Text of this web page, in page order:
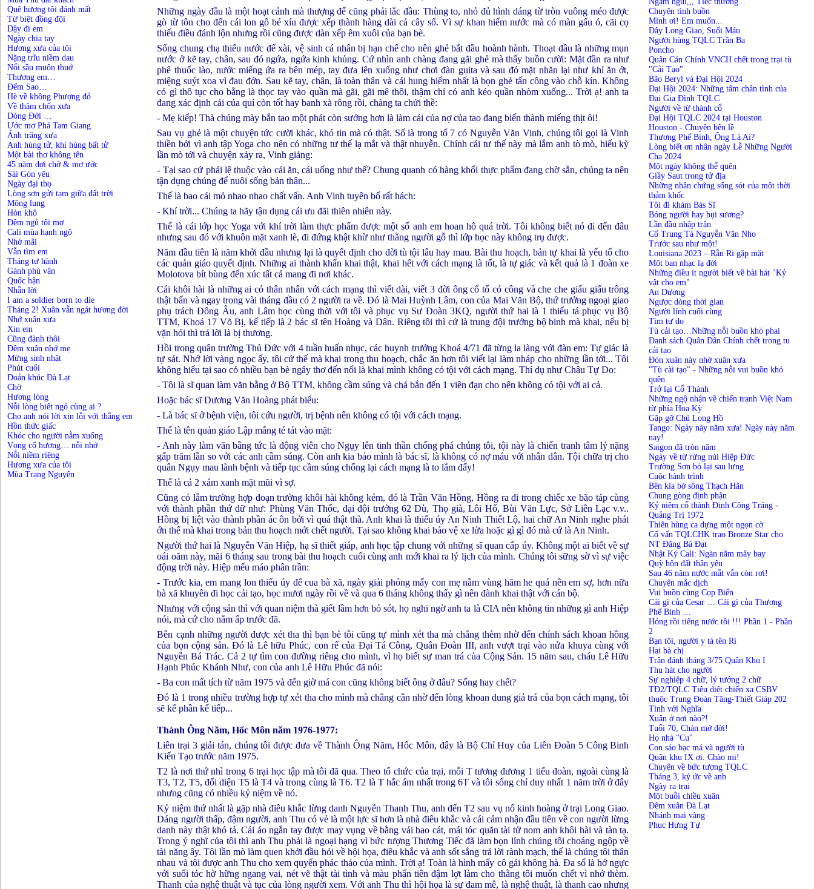
Quê hương tôi đánh mất
Từ biệt đồng đội
Dậy đi em
Ngày chia tay
Hương xưa của tôi
Nặng trĩu niềm dau
Nổi sầu muôn thuở
Thương em…
Đếm Sao…
Hè về không Phượng đỏ
Về thăm chốn xưa
Dòng Đời …
Ước mơ Phá Tam Giang
Ánh trăng xưa
Anh hùng tử, khí hùng bất tử
Một bài thơ không tên
45 năm đợi chờ & mơ ước
Sài Gòn yêu
Ngày đại thọ
Lòng sơn gửi tạm giữa đất trời
Mông lung
Hòn khô
Đêm ngủ tôi mơ
Cali mùa hạnh ngộ
Nhớ mãi
Vẫn tìm em
Tháng tư hành
Gánh phù vân
Quốc hận
Nhắn lời
I am a soldier born to die
Tháng 2! Xuân vẫn ngát hương đời
Nhớ xuân xưa
Xin em
Cũng đành thôi
Đêm xuân nhớ mẹ
Mừng sinh nhật
Phút cuối
Đoản khúc Đà Lạt
Chờ
Hương lòng
Nỗi lòng biết ngỏ cùng ai ?
Cho anh nói lời xin lỗi với thằng em
Hồn thức giấc
Khóc cho người nằm xuống
Vọng cố hương… nỗi nhớ
Nỗi niềm riêng
Hương xưa của tôi
Mùa Trạng Nguyên
Những ngày đầu là một hoạt cảnh mà thượng đế cũng phải lắc đầu: Thùng to, nhỏ đủ hình dáng từ tròn vuông méo được
gò từ tôn cho đến cái lon gô bé xíu được xếp thành hàng dài cả cây số. Vì sự khan hiếm nước mà có màn gấu ó, cãi cọ
thiếu điều đánh lộn nhưng rồi cũng được dàn xếp êm xuôi của bạn bè.
Sống chung chạ thiếu nước để xài, vệ sinh cá nhân bị hạn chế cho nên ghẻ bắt đầu hoành hành. Thoạt đầu là những mụn
nước ở kẽ tay, chân, sau đó ngứa, ngứa kinh khủng. Cứ nhìn anh chàng đang gãi ghẻ mà thấy buồn cười: Mặt đần ra như
phê thuốc lào, nước miếng ứa ra bên mép, tay đưa lên xuống như chơi đàn guita và sau đó mặt nhăn lại như khỉ ăn ớt,
miệng suýt xoa vì đau đớn. Sau kẽ tay, chân, là toàn thân và cái hung hiểm nhất là bọn ghẻ tấn công vào chỗ kín. Không
có gì thô tục cho bằng là thọc tay vào quần mà gãi, gãi mê thôi, thậm chí có anh kéo quần nhòm xuống... Trời ạ! anh ta
đang xác định cái của quí còn tốt hay banh xà rông rồi, chàng ta chửi thề:
- Mẹ kiếp! Thà chúng mày bắn tao một phát còn sướng hơn là làm cái của nợ của tao đang biến thành miếng thịt ôi!
Sau vụ ghẻ là một chuyện tức cười khác, khó tin mà có thật. Số là trong tổ 7 có Nguyễn Văn Vinh, chúng tôi gọi là Vinh
thiền bởi vì anh tập Yoga cho nên có những tư thế lạ mắt và thật nhuyễn. Chính cái tư thế này mà lắm anh tò mò, hiếu kỳ
lần mò tới và chuyện xảy ra, Vinh giảng:
- Tại sao cứ phải lệ thuộc vào cái ăn, cái uống như thế? Chung quanh có hàng khối thực phẩm đang chờ sẳn, chúng ta nên
tận dụng chúng để nuôi sống bản thân...
Thế là bao cái mỏ nhao nhao chất vấn. Anh Vinh tuyên bố rất hách:
- Khí trời... Chúng ta hãy tận dụng cái ưu đãi thiên nhiên này.
Thế là cái lớp học Yoga với khí trời làm thực phẩm được một số anh em hoan hô quá trời. Tôi không biết nó đi đến đâu
nhưng sau đó với khuôn mặt xanh lè, đi đứng khật khừ như thằng người gỗ thì lớp học này không trụ được.
Năm đầu tiên là năm khởi đầu nhưng lại là quyết định cho đời tù tội lâu hay mau. Bài thu hoạch, bản tự khai là yếu tố cho
các quản giáo quyết định. Những ai thành khẩn khai thật, khai hết với cách mạng là tốt, là tự giác và kết quả là 1 đoàn xe
Molotova bít bùng đến xúc tất cả mang đi nơi khác.
Cái khôi hài là những ai có thân nhân với cách mạng thì viết dài, viết 3 đời ông cố tổ có công và che che giấu giấu trông
thật bẩn và ngay trong vài tháng đầu có 2 người ra về. Đó là Mai Huỳnh Lâm, con của Mai Văn Bộ, thứ trưởng ngoại giao
phụ trách Đông Âu, anh Lâm học cùng thời với tôi và phục vụ Sư Đoàn 3KQ, người thứ hai là 1 thiếu tá phục vụ Bộ
TTM, Khoá 17 Võ Bị, kế tiếp là 2 bác sĩ tên Hoàng và Dân. Riêng tôi thì cứ là trung đội trưởng bộ binh mà khai, nếu bị
vặn hỏi thì trả lời là bị thương.
Hồi trong quân trường Thủ Đức với 4 tuần huấn nhục, các huynh trưởng Khoá 4/71 đã từng la làng với đàn em: Tự giác là
tự sát. Nhớ lời vàng ngọc ấy, tôi cứ thế mà khai trong thu hoạch, chắc ăn hơn tôi viết lại làm nháp cho những lần tới... Tôi
không hiểu tại sao có nhiều bạn bè ngây thơ đến nổi là khai mình không có tội với cách mạng. Thí dụ như Châu Tự Do:
- Tôi là sĩ quan làm văn bằng ở Bộ TTM, không cầm súng và chả bắn đến 1 viên đạn cho nên không có tội với ai cả.
Hoặc bác sĩ Dương Văn Hoàng phát biểu:
- Là bác sĩ ở bệnh viện, tôi cứu người, trị bệnh nên không có tội với cách mạng.
Thế là tên quản giáo Lập mắng té tát vào mặt:
- Anh này làm văn bằng tức là động viên cho Ngụy lên tinh thần chống phá chúng tôi, tội này là chiến tranh tâm lý nặng
gấp trăm lần so với các anh cầm súng. Còn anh kia bảo mình là bác sĩ, là không có nợ máu với nhân dân. Tội chữa trị cho
quân Ngụy mau lành bệnh và tiếp tục cầm súng chống lại cách mạng là to lắm đấy!
Thế là cả 2 xám xanh mặt mũi vì sợ.
Cũng có lắm trường hợp đoạn trường khôi hài không kém, đó là Trần Văn Hồng, Hồng ra đi trong chiếc xe bão táp cùng
với thành phần thứ dữ như: Phùng Văn Thốc, đại đội trưởng 62 Dù, Thọ già, Lôi Hổ, Bùi Văn Lực, Sở Liên Lạc v.v..
Hồng bị liệt vào thành phần ác ôn bởi vì quá thật thà. Anh khai là thiếu úy An Ninh Thiết Lộ, hai chữ An Ninh nghe phát
ớn thế mà khai trong bản thu hoạch mới chết người. Tại sao không khai bảo vệ xe lửa hoặc gì gì đó mà cứ là An Ninh.
Người thứ hai là Nguyễn Văn Hiệp, hạ sĩ thiết giáp, anh học tập chung với những sĩ quan cấp úy. Không một ai biết về sự
oái oăm này, mãi 6 tháng sau trong bài thu hoạch cuối cùng anh mới khai ra lý lịch của mình. Chúng tôi sững sờ vì sự việc
động trời này. Hiệp mếu máo phân trần:
- Trước kia, em mang lon thiếu úy để cua bà xã, ngày giải phóng mấy con mẹ nằm vùng hăm he quá nên em sợ, hơn nữa
bà xã khuyên đi học cải tạo, học mươi ngày rồi về và qua 6 tháng không thấy gì nên đành khai thật với cán bộ.
Nhưng với cộng sản thì với quan niệm thà giết lầm hơn bỏ sót, họ nghi ngờ anh ta là CIA nên không tin những gì anh Hiệp
nói, mà cứ cho nằm ấp trước đã.
Bên cạnh những người được xét tha thì bạn bè tôi cũng tự mình xét tha mà chẳng thèm nhờ đến chính sách khoan hồng
của bọn cộng sản. Đó là Lê hữu Phúc, con rể của Đại Tá Công, Quân Đoàn III, anh vượt trại vào nửa khuya cùng với
Nguyễn Bá Trác. Cả 2 tự tìm con đường riêng cho mình, vì họ biết sự man trá của Cộng Sản. 15 năm sau, cháu Lê Hữu
Hạnh Phúc Khánh Như, con của anh Lê Hữu Phúc đã nói:
- Ba con mất tích từ năm 1975 và đến giờ má con cũng không biết ông ở đâu? Sống hay chết?
Đó là 1 trong nhiều trường hợp tự xét tha cho mình mà chẳng cần nhờ đến lòng khoan dung giả trá của bọn cách mạng, tôi
sẽ kể phần kế tiếp...
Thành Ông Năm, Hốc Môn năm 1976-1977:
Liên trại 3 giải tán, chúng tôi được đưa về Thành Ông Năm, Hốc Môn, đây là Bộ Chỉ Huy của Liên Đoàn 5 Công Binh
Kiến Tạo trước năm 1975.
T2 là nơi thứ nhì trong 6 trại học tập mà tôi đã qua. Theo tổ chức của trại, mỗi T tương đương 1 tiểu đoàn, ngoài cùng là
T3, T2, T5, đối diện T5 là T4 và trong cùng là T6. T2 là T hắc ám nhất trong 6T và tôi sống chỉ duy nhất 1 năm trời ở đây
nhưng cũng có nhiều kỷ niệm về nó.
Kỷ niệm thứ nhất là gặp nhà điêu khắc lừng danh Nguyễn Thanh Thu, anh đến T2 sau vụ nổ kinh hoàng ở trại Long Giao.
Dáng người thấp, đậm người, anh Thu có vẻ là một lực sĩ hơn là nhà điêu khắc và cái cảm nhận đầu tiên về con người lừng
danh này thật khó tả. Cái áo ngắn tay được may vụng về bằng vải bao cát, mái tóc quăn tài tử nom anh khôi hài và tàn tạ.
Trong ý nghĩ của tôi thì anh Thu phải là ngoại hạng vì bức tượng Thương Tiếc đã làm bọn lính chúng tôi choáng ngộp về
tài năng ấy. Tôi lần mò làm quen khởi đầu hỏi về hội họa, điêu khắc và anh sốt sắng trả lời rành mạch, thế là chúng tôi thân
nhau và tôi được anh Thu cho xem quyển phác thảo của mình. Trời ạ! Toàn là hình mấy cô gái không hà. Đa số là hở ngực
với suối tóc hờ hững ngang vai, nét vẽ thật tài tình và màu phấn tiên đậm lợt làm cho thằng tôi muốn chết vì nhớ thèm.
Thanh của nghệ thuật và tục của lòng người xem. Với anh Thu thì hội họa là sự đam mê, là nghệ thuật, là thanh cao nhưng
Chuyện tình buồn
Mình ơi! Em muốn...
Đây Long Giao, Suối Máu
Người hùng TQLC Trần Ba
Poncho
Quân Cán Chính VNCH chết trong trại tù
"Cải Tạo"
Bão Beryl và Đại Hội 2024
Đại Hội 2024: Những tấm chân tình của
Đại Gia Đình TQLC
Người về từ thành cổ
Đại Hội TQLC 2024 tại Houston
Houston - Chuyện bên lề
Thương Phế Binh, Ông Là Ai?
Lòng biết ơn nhân ngày Lễ Những Người
Cha 2024
Một ngày không thể quên
Giầy Saut trong tử địa
Những nhân chứng sống sót của một thời
thảm khốc
Tôi đi khám Bás Sĩ
Bóng người hay bụi sương?
Lần đầu nhập trận
Cố Trung Tá Nguyễn Văn Nho
Trước sau như một!
Louisiana 2023 – Rằn Ri gặp mặt
Môt ban nhạc lạ đời
Những điều ít người biết về bài hát "Kỷ
vật cho em"
An Dương
Ngược dòng thời gian
Người lính cuối cùng
Tìm tự do
Tù cải tạo…Những nỗi buồn khó phai
Danh sách Quân Dân Chính chết trong tu
cải tạo
Đón xuân này nhớ xuân xưa
"Tù cài tạo" - Những nỗi vui buồn khó
quên
Trở lại Cổ Thành
Những ngộ nhận về chiến tranh Việt Nam
từ phía Hoa Kỳ
Gặp gỡ Chú Long Hồ
Tango: Ngày này năm xưa! Ngày này năm
nay!
Saigon đã tròn năm
Ngày về từ rừng núi Hiệp Đức
Trường Sơn bỏ lại sau lưng
Cuộc hành trình
Bên kia bờ sông Thạch Hãn
Chung gòng định phận
Kỷ niệm cổ thành Đinh Công Tráng -
Quảng Trị 1972
Thiên hùng ca dựng một ngọn cờ
Cố vấn TQLCHK trao Bronze Star cho
NT Đặng Bá Đạt
Nhật Ký Cali: Ngàn năm mây bay
Quỳ hôn đất thân yêu
Sau 46 năm nước mắt vẫn còn rơi!
Chuyện mắc dịch
Vui buồn cùng Cọp Biển
Cái gì của Cesar … Cái gì của Thương
Phế Binh …
Hỏng rồi tiếng nước tôi !!! Phần 1 -Phần
2
Bạn tôi, người y tá tên Ri
Hai bà chị
Trận đánh tháng 3/75 Quân Khu I
Thu hát cho người
Sự nghiệp 4 chữ, lý tưởng 2 chữ
TĐ2/TQLC Tiêu diệt chiến xa CSBV
thuộc Trung Đoàn Tăng-Thiết Giáp 202
Tình với Nghĩa
Xuân ở nơi nào?!
Tuổi 70, Chán mớ đời!
Họ nhà "Cu"
Con sáo bạc má và người tù
Quân khu IX ơi. Chào mi!
Chuyện về bức tượng TQLC
Tháng 3, ký ức về anh
Ngày ra trại
Một buỗi chiều xuân
Đêm xuân Đà Lạt
Nhánh mai vàng
Phục Hưng Tự